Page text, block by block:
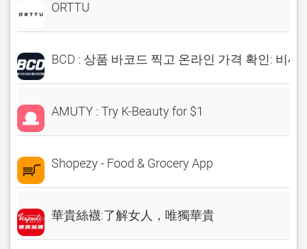
ORTTU
BCD : 상품 바코드 찍고 온라인 가격 확인: 비씨
AMUTY : Try K-Beauty for $1
Shopezy - Food & Grocery App
華貴絲襪:了解女人，唯獨華貴